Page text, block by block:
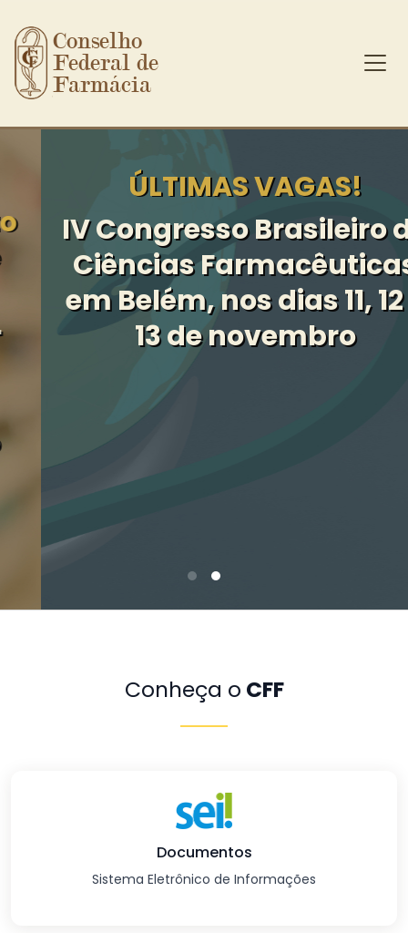
Ir para o conteúdo principal
Conselho
Federal de
Farmácia
ÚLTIMAS VAGAS!
IV Congresso Brasileiro de
Ciências Farmacêuticas
em Belém, nos dias 11, 12 e
13 de novembro
Conheça o CFF
Documentos
Sistema Eletrônico de Informações